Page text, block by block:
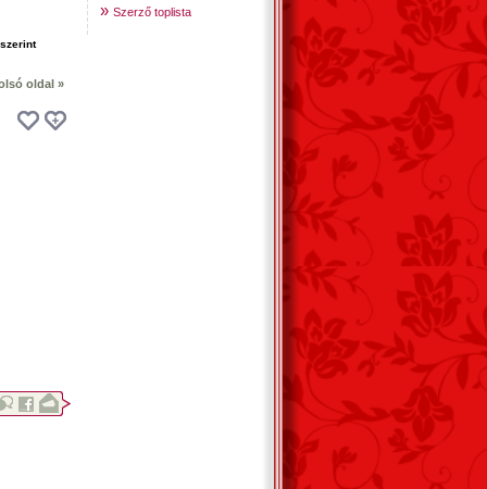
oldal »
» Szerző toplista